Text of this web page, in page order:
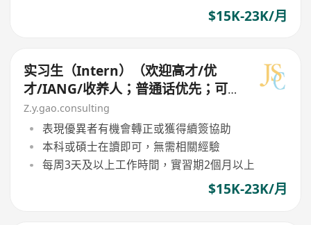
$15K-23K/月
实习生（Intern）（欢迎高才/优
才/IANG/收养人；普通话优先；可
转正/续签）
Z.y.gao.consulting
表現優異者有機會轉正或獲得續簽協助
本科或碩士在讀即可，無需相關經驗
每周3天及以上工作時間，實習期2個月以上
$15K-23K/月